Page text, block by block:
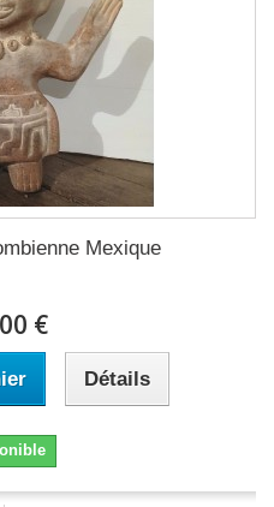
Mexique
€
Détails